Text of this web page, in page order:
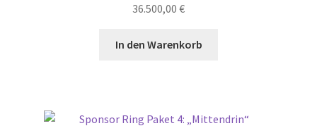
36.500,00 €
In den Warenkorb